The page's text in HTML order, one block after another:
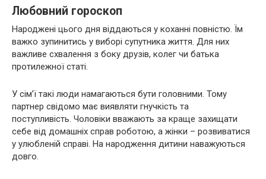
Любовний гороскоп
Народжені цього дня віддаються у коханні повністю. Їм
важко зупинитись у виборі супутника життя. Для них
важливе схвалення з боку друзів, колег чи батька
протилежної статі.
У сім’ї такі люди намагаються бути головними. Тому
партнер свідомо має виявляти гнучкість та
поступливість. Чоловіки вважають за краще захищати
себе від домашніх справ роботою, а жінки – розвиватися
у улюбленій справі. На народження дитини наважуються
довго.